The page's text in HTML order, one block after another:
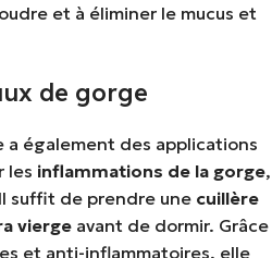
et à éliminer le mucus et
de gorge
a également des applications
les inflammations de la gorge,
suffit de prendre une cuillère
vierge avant de dormir. Grâce
et anti-inflammatoires, elle